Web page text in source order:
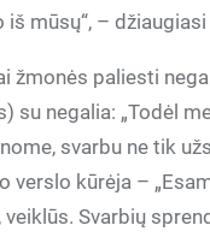
iš mūsų“, –
žmonės paliesti
su negalia: „Todėl
svarbu ne tik
verslo kūrėja –
veiklūs. Svarbių